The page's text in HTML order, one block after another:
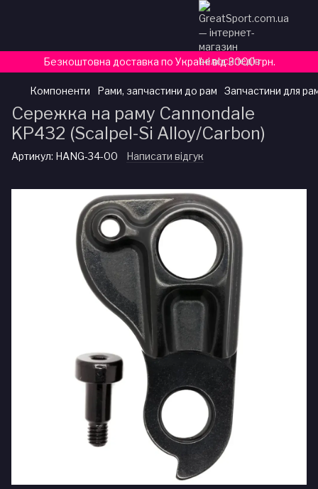
Безкоштовна доставка по Україні від 3000 грн.
Компоненти Рами, запчастини до рам Запчастини для
Сережка на раму Cannondale
KP432 (Scalpel-Si Alloy/Carbon)
Артикул: HANG-34-00 Написати відгук